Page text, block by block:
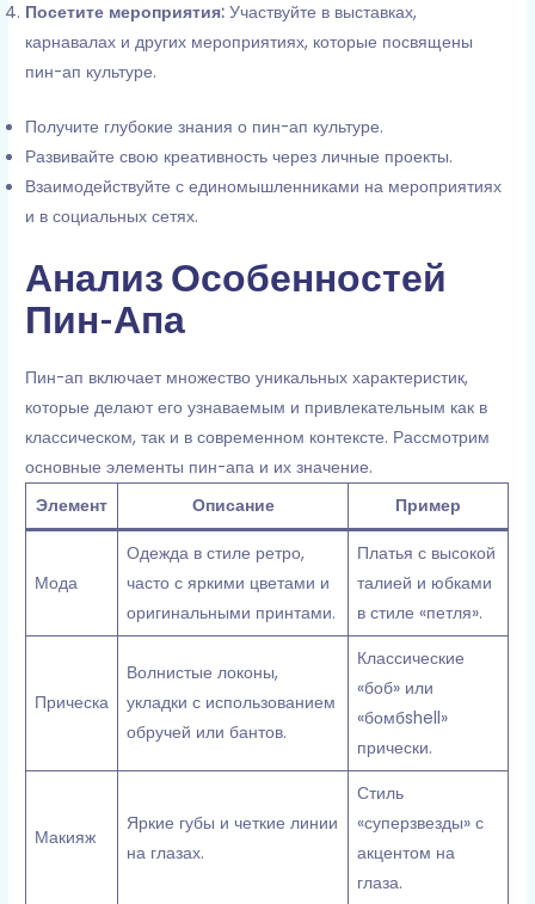
Посетите мероприятия: Участвуйте в выставках,
карнавалах и других мероприятиях, которые посвящены
пин-ап культуре.
Получите глубокие знания о пин-ап культуре.
Развивайте свою креативность через личные проекты.
Взаимодействуйте с единомышленниками на мероприятиях
и в социальных сетях.
Анализ Особенностей
Пин-Апа
Пин-ап включает множество уникальных характеристик,
которые делают его узнаваемым и привлекательным как в
классическом, так и в современном контексте. Рассмотрим
основные элементы пин-апа и их значение.
Элемент
Описание Пример
Мода
Одежда в стиле ретро,
часто с яркими цветами и
оригинальными принтами.
Платья с высокой
талией и юбками
в стиле «петля».
Прическа
Волнистые локоны,
укладки с использованием
обручей или бантов.
Классические
«боб» или
«бомбshell»
прически.
Макияж
Яркие губы и четкие линии
на глазах.
Стиль
«суперзвезды» с
акцентом на
глаза.